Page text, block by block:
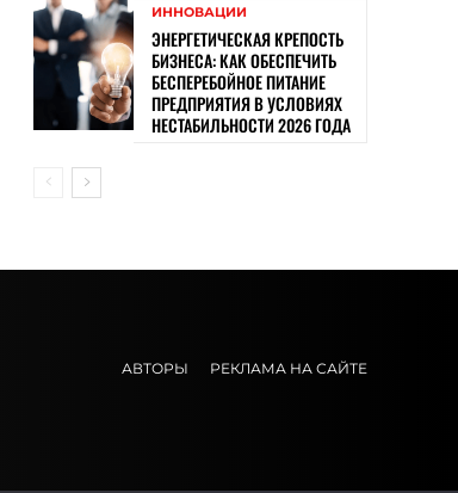
ИННОВАЦИИ
ЭНЕРГЕТИЧЕСКАЯ КРЕПОСТЬ
БИЗНЕСА: КАК ОБЕСПЕЧИТЬ
БЕСПЕРЕБОЙНОЕ ПИТАНИЕ
ПРЕДПРИЯТИЯ В УСЛОВИЯХ
НЕСТАБИЛЬНОСТИ 2026 ГОДА
АВТОРЫ РЕКЛАМА НА САЙТЕ